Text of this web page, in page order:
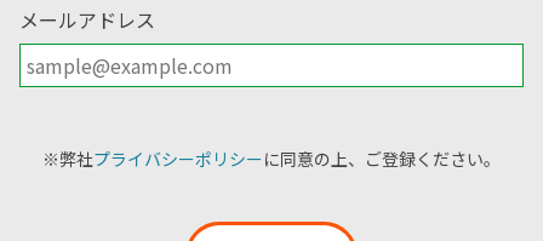
メールアドレス
※弊社プライバシーポリシーに同意の上、ご登録ください。